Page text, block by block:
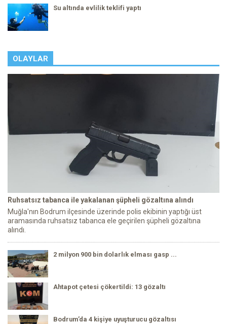
Su altında evlilik teklifi yaptı
OLAYLAR
Ruhsatsız tabanca ile yakalanan şüpheli gözaltına alındı
Muğla'nın Bodrum ilçesinde üzerinde polis ekibinin yaptığı üst
aramasında ruhsatsız tabanca ele geçirilen şüpheli gözaltına
alındı.
2 milyon 900 bin dolarlık elması gasp ...
Ahtapot çetesi çökertildi: 13 gözaltı
Bodrum’da 4 kişiye uyuşturucu gözaltısı